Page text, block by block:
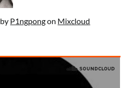
by P1ngpongon Mixcloud